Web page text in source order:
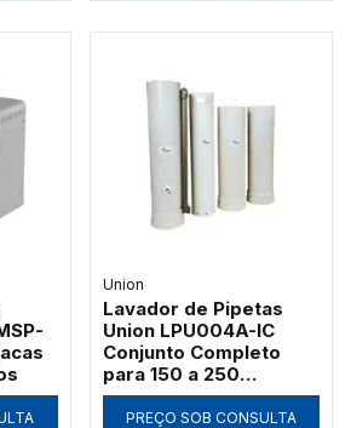
Union
Lavador de Pipetas
Union LPU004A-IC
Conjunto Completo
para 150 a 250
Unidades
PREÇO SOB CONSULTA